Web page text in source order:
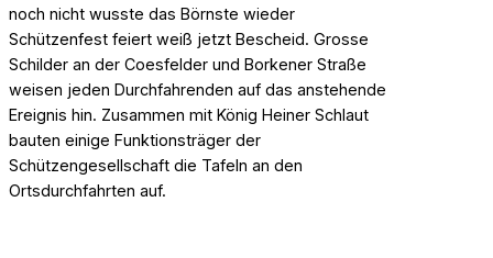
noch nicht wusste das Börnste wieder
Schützenfest feiert weiß jetzt Bescheid. Grosse
Schilder an der Coesfelder und Borkener Straße
weisen jeden Durchfahrenden auf das anstehende
Ereignis hin. Zusammen mit König Heiner Schlaut
bauten einige Funktionsträger der
Schützengesellschaft die Tafeln an den
Ortsdurchfahrten auf.